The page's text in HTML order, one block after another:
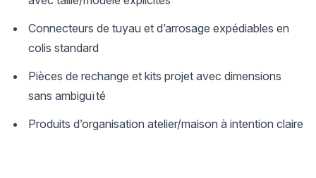
Connecteurs de tuyau et d’arrosage expédiables en
colis standard
Pièces de rechange et kits projet avec dimensions
sans ambiguïté
Produits d’organisation atelier/maison à intention claire